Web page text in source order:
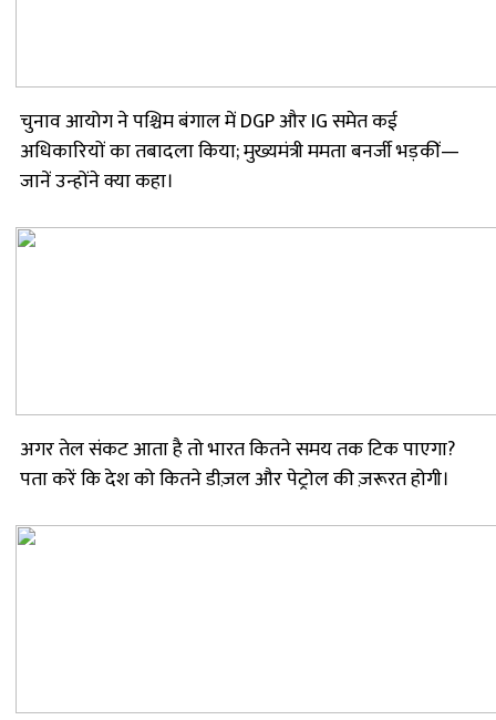
चुनाव आयोग ने पश्चिम बंगाल में DGP और IG समेत कई
अधिकारियों का तबादला किया; मुख्यमंत्री ममता बनर्जी भड़कीं—
जानें उन्होंने क्या कहा।
अगर तेल संकट आता है तो भारत कितने समय तक टिक पाएगा?
पता करें कि देश को कितने डीज़ल और पेट्रोल की ज़रूरत होगी।